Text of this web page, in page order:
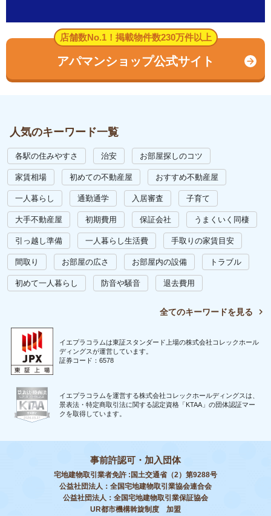
店舗数No.1！掲載物件数230万件以上
アパマンショップ公式サイト
人気のキーワード一覧
各駅の住みやすさ 治安 お部屋探しのコツ
家賃相場 初めての不動産屋 おすすめ不動産屋
一人暮らし 通勤通学 入居審査 子育て
大手不動産屋 初期費用 保証会社 うまくいく同棲
引っ越し準備 一人暮らし生活費 手取りの家賃目安
間取り お部屋の広さ お部屋内の設備 トラブル
初めて一人暮らし 防音や騒音 退去費用
全てのキーワードを見る
イエプラコラムは東証スタンダード上場の株式会社コレックホール
ディングスが運営しています。
証券コード：6578
イエプラコラムを運営する株式会社コレックホールディングスは、
景表法・特定商取引法に関する認定資格「KTAA」の団体認証マー
クを取得しています。
事前許認可・加入団体
宅地建物取引業者免許 :国土交通省（2）第9288号
公益社団法人：全国宅地建物取引業協会連合会
公益社団法人：全国宅地建物取引業保証協会
UR都市機構斡旋制度 加盟